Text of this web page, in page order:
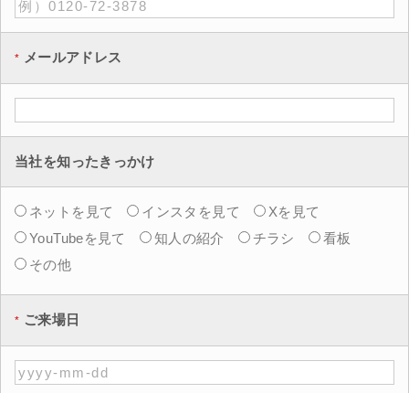
メールアドレス
当社を知ったきっかけ
ネットを見て インスタを見て
Xを見て
YouTubeを見て
知人の紹介 チラシ
看板
その他
ご来場日